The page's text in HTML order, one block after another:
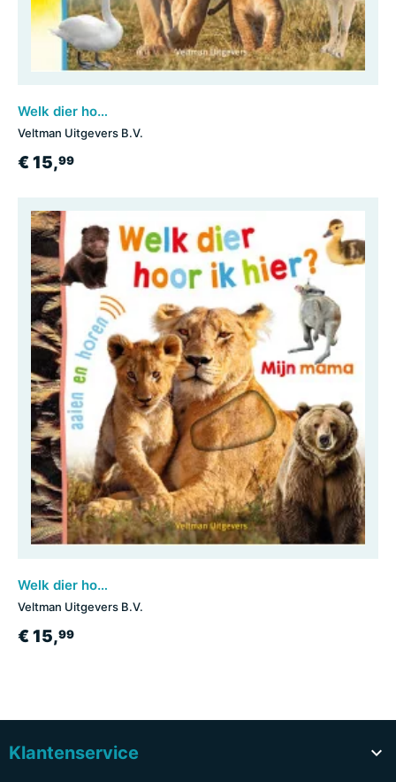
Welk dier hoor ik hier? - Mijn papa
Veltman Uitgevers B.V.
€ 15,99
Welk dier hoor ik hier? - Mijn mama
Veltman Uitgevers B.V.
€ 15,99
Klantenservice
